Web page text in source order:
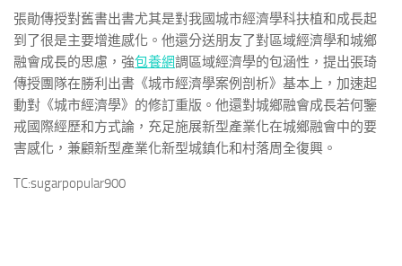
張勛傳授對舊書出書尤其是對我國城市經濟學科扶植和成長起
到了很是主要增進感化。他還分送朋友了對區域經濟學和城鄉
融會成長的思慮，強包養網調區域經濟學的包涵性，提出張琦
傳授團隊在勝利出書《城市經濟學案例剖析》基本上，加速起
動對《城市經濟學》的修訂重版。他還對城鄉融會成長若何鑒
戒國際經歷和方式論，充足施展新型產業化在城鄉融會中的要
害感化，兼顧新型產業化新型城鎮化和村落周全復興。
TC:sugarpopular900